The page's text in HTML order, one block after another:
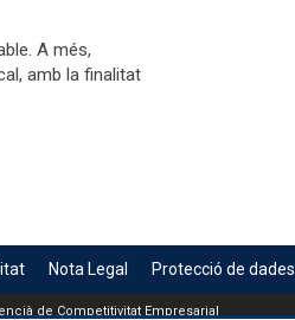
A més,
amb la finalitat
Nota Legal Protecció de dades
de Competitivitat Empresarial